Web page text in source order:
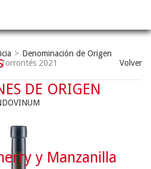
> Denominación de Origen
2021 Volver
DE ORIGEN
y Manzanilla